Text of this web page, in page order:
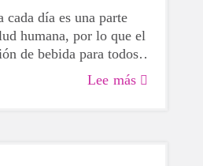
cada día es una parte
humana, por lo que el
de bebida para todos,
edad de crecimiento.
Lee más